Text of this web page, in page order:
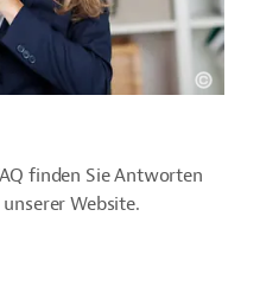
finden Sie Antworten
Website.